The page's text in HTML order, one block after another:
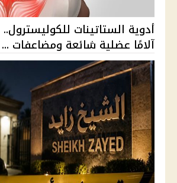
أدوية الستاتينات
آلامًا عضلية شائعة ومضاعفات ...